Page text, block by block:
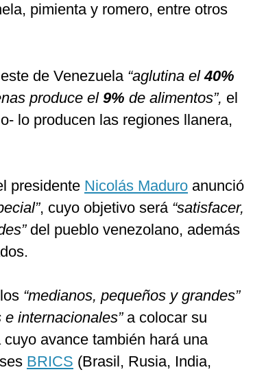
pimienta y romero, entre otros
de Venezuela “aglutina el40%
produce el9% de alimentos”, el
lo producen las regiones llanera,
presidente Nicolás Maduro anunció
, cuyo objetivo será “satisfacer,
del pueblo venezolano, además
“medianos, pequeños y grandes”
e internacionales”a colocar su
avance también hará una
BRICS (Brasil, Rusia, India,